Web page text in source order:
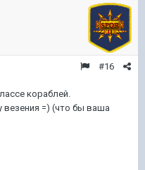
#16
кораблей.
везения =) (что бы ваша